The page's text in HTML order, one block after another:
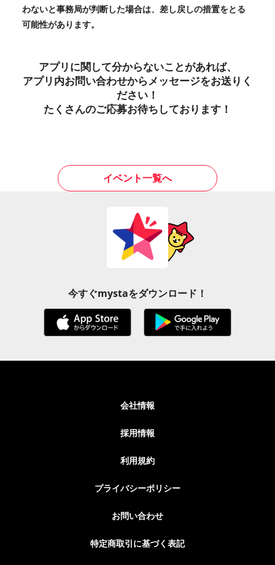
わないと事務局が判断した場合は、差し戻しの措置をとる
可能性があります。
アプリに関して分からないことがあれば、
アプリ内お問い合わせからメッセージをお送りく
ださい！
たくさんのご応募お待ちしております！
イベント一覧へ
今すぐmystaをダウンロード！
会社情報
採用情報
利用規約
プライバシーポリシー
お問い合わせ
特定商取引に基づく表記